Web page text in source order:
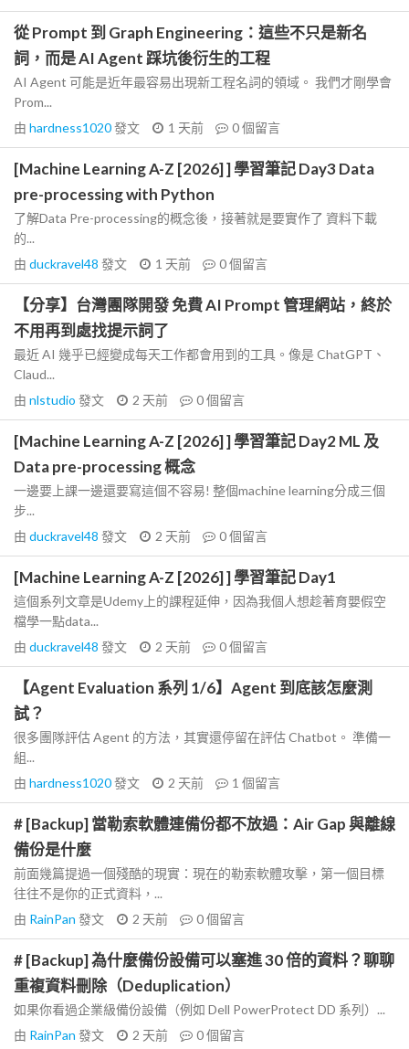
從 Prompt 到 Graph Engineering：這些不只是新名
詞，而是 AI Agent 踩坑後衍生的工程
AI Agent 可能是近年最容易出現新工程名詞的領域。 我們才剛學會
Prom...
由 hardness1020發文 1 天前 0個留言
[Machine Learning A-Z [2026] ] 學習筆記 Day3 Data
pre-processing with Python
了解Data Pre-processing的概念後，接著就是要實作了 資料下載
的...
由 duckravel48 發文 1 天前 0個留言
【分享】台灣團隊開發 免費 AI Prompt 管理網站，終於
不用再到處找提示詞了
最近 AI 幾乎已經變成每天工作都會用到的工具。像是 ChatGPT、
Claud...
由 nlstudio 發文 2 天前 0個留言
[Machine Learning A-Z [2026] ] 學習筆記 Day2 ML 及
Data pre-processing 概念
一邊要上課一邊還要寫這個不容易! 整個machine learning分成三個
步...
由 duckravel48 發文 2 天前 0個留言
[Machine Learning A-Z [2026] ] 學習筆記 Day1
這個系列文章是Udemy上的課程延伸，因為我個人想趁著育嬰假空
檔學一點data...
由 duckravel48 發文 2 天前 0個留言
【Agent Evaluation 系列 1/6】Agent 到底該怎麼測
試？
很多團隊評估 Agent 的方法，其實還停留在評估 Chatbot。 準備一
組...
由 hardness1020發文 2 天前 1 個留言
# [Backup] 當勒索軟體連備份都不放過：Air Gap 與離線
備份是什麼
前面幾篇提過一個殘酷的現實：現在的勒索軟體攻擊，第一個目標
往往不是你的正式資料，...
由 RainPan 發文 2 天前 0個留言
# [Backup] 為什麼備份設備可以塞進 30 倍的資料？聊聊
重複資料刪除（Deduplication）
如果你看過企業級備份設備（例如 Dell PowerProtect DD 系列）...
由 RainPan 發文 2 天前 0個留言